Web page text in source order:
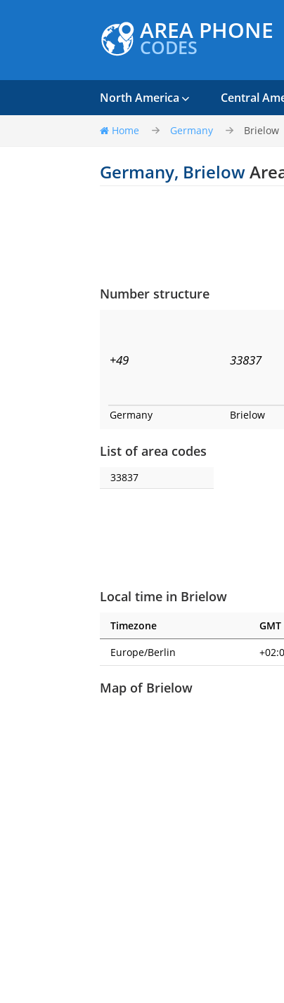
AREA PHONE
CODES
North America Central
Home Germany Brielow
Germany, Brielow
Number structure
+49 33837
Germany Brielow
List of area codes
33837
Local time in Brielow
Timezone GMT
Europe/Berlin
Map of Brielow